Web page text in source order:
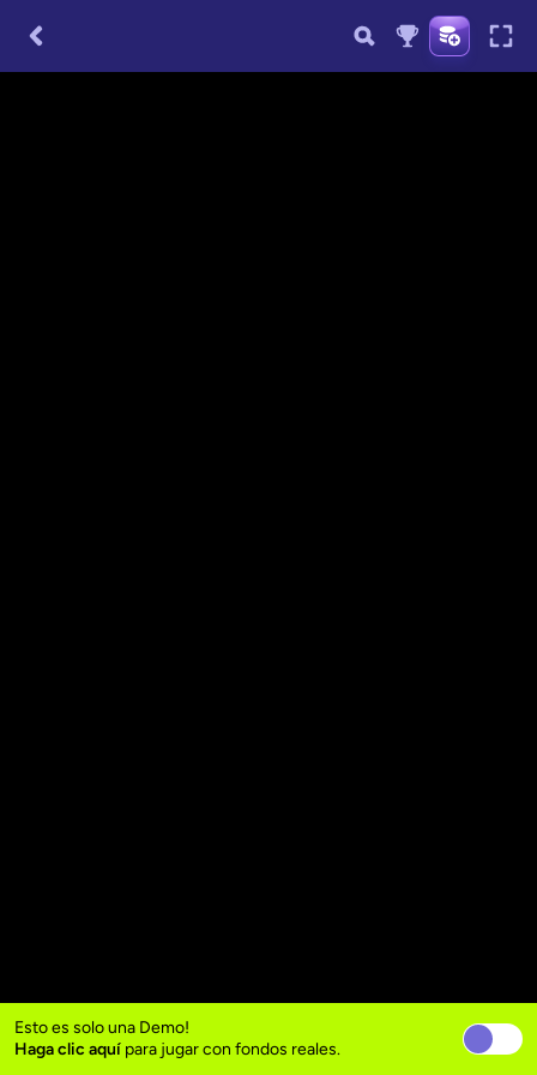
Esto es solo una Demo!
Haga clic aquí para jugar con fondos reales.